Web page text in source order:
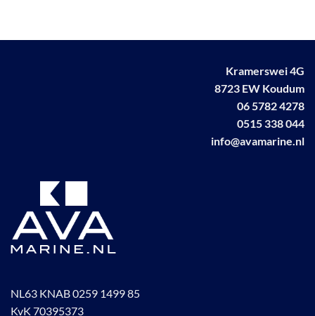
optie
Kramerswei 4G
8723 EW Koudum
06 5782 4278
0515 338 044
info@avamarine.nl
NL63 KNAB 0259 1499 85
KvK 70395373